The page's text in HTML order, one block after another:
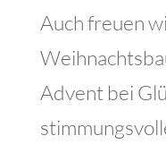
Auch freuen
Advent bei